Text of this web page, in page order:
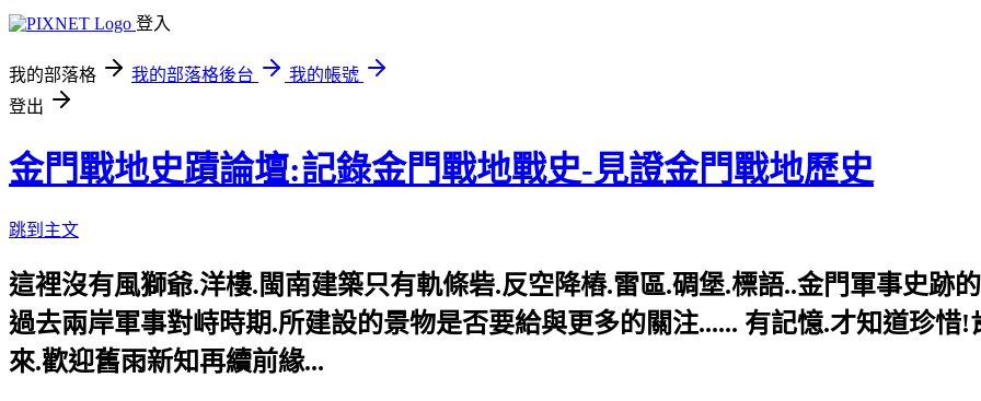
登入
我的部落格 我的部落格後台
我的帳號
登出
金門戰地史蹟論壇:記錄金門戰地戰史-見證金門戰地歷史
跳到主文
這裡沒有風獅爺.洋樓.閩南建築只有軌條砦.反空降樁.雷區.碉堡.標語..金門軍事史跡
過去兩岸軍事對峙時期.所建設的景物是否要給與更多的關注...... 有記憶.才知道珍
來.歡迎舊雨新知再續前緣...